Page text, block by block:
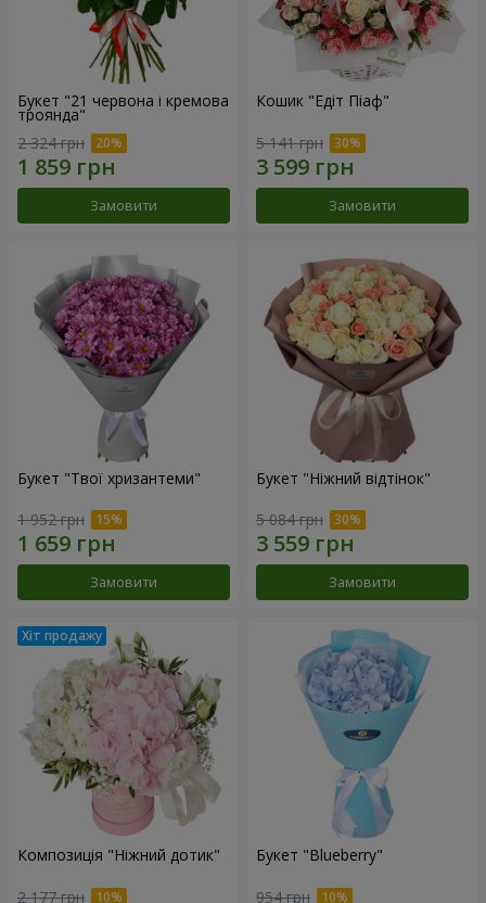
Букет "21 червона і кремова
троянда"
2 324 грн
Замовити
Кошик "Едіт Піаф"
5 141 грн
Замовити
Букет "Твої хризантеми"
1 952 грн
Замовити
Букет "Ніжний відтінок"
5 084 грн
Замовити
Композиція "Ніжний дотик"
2 177 грн
Букет "Blueberry"
954 грн